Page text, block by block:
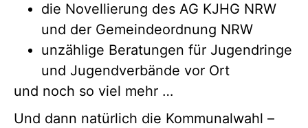
die Novellierung des AG KJHG NRW
und der Gemeindeordnung NRW
unzählige Beratungen für Jugendringe
und Jugendverbände vor Ort
und noch so viel mehr …
Und dann natürlich die Kommunalwahl –